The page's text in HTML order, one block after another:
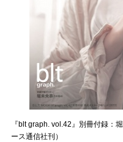
『blt graph. vol.42』別冊付録：
ース通信社刊）